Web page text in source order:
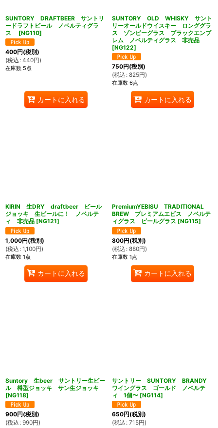
SUNTORY DRAFTBEER サントリ
ードラフトビール ノベルティグラ
ス
[NG110]
400円(税別)
(税込 : 440円)
在庫数 5点
カートに入れる
SUNTORY OLD WHISKY サント
リーオールドウイスキー ロンググラ
ス ゾンビーグラス ブラックエンブ
レム ノベルティグラス 非売品
[NG122]
750円(税別)
(税込 : 825円)
在庫数 6点
カートに入れる
KIRIN 生DRY draftbeer ビール
ジョッキ 生ビールに！ ノベルテ
ィ 非売品 [NG121]
1,000円(税別)
(税込 : 1,100円)
在庫数 1点
カートに入れる
PremiumYEBISU TRADITIONAL
BREW プレミアムエビス ノベルテ
ィグラス ビールグラス [NG115]
800円(税別)
(税込 : 880円)
在庫数 1点
カートに入れる
Suntory 生beer サントリー生ビー
ル 樽型ジョッキ サン生ジョッキ
[NG118]
900円(税別)
(税込 : 990円)
サントリー SUNTORY BRANDY
ワイングラス ゴールド ノベルテ
ィ 1個〜 [NG114]
650円(税別)
(税込 : 715円)